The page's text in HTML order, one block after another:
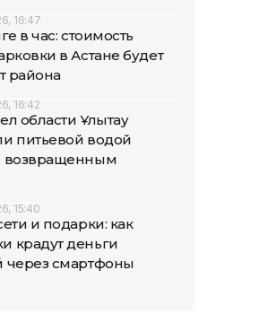
16:47
в час: стоимость
в Астане будет
района
16:42
области Ұлытау
питьевой водой
возвращенным
15:40
и подарки: как
крадут деньги
через смартфоны